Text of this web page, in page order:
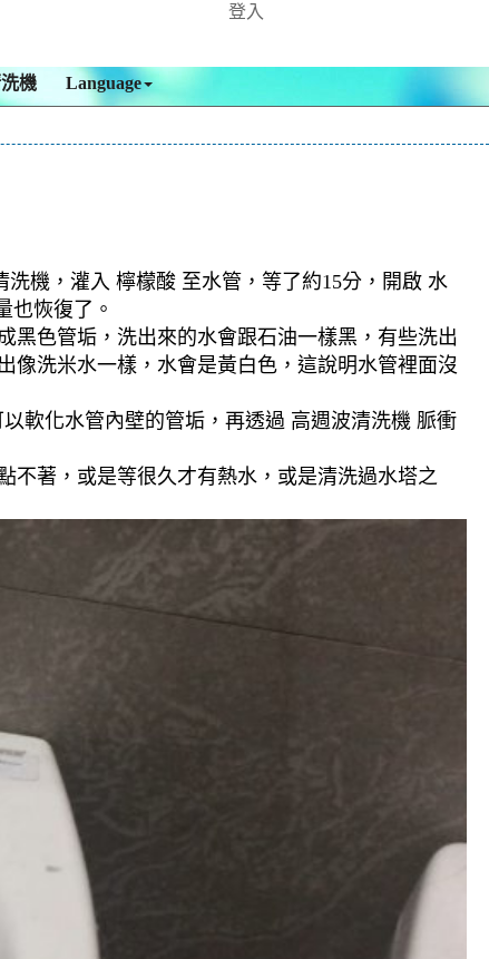
登入
機 Language
機，灌入 檸檬酸 至水管，等了約15分，開啟 水
也恢復了。
黑色管垢，洗出來的水會跟石油一樣黑，有些洗出
像洗米水一樣，水會是黃白色，這說明水管裡面沒
軟化水管內壁的管垢，再透過 高週波清洗機 脈衝
不著，或是等很久才有熱水，或是清洗過水塔之